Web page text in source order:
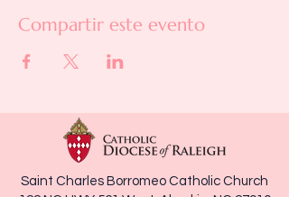
Compartir este evento
Saint Charles Borromeo Catholic Church